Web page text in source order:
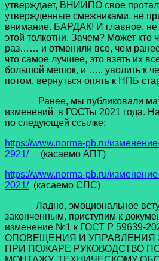
утверждает, ВНИИПО свое
утвержденные смежниками, не
внимание. БАРДАК! И главное, не
этой толкотни. Зачем? Может кто
раз…… и отменили все, чем
что самое лучшее, это взять их
большой мешок, и ….. уволить к
потом, вернуться опять к НПБ
Ранее, мы публиковали
изменений в ГОСТы 2021 года.
по следующей ссылке:
https://www.norma-pb.ru/
2921/
(касаемо АПТ)
https://www.norma-pb.ru/
2021/(касаемо СПС)
Ладно, эмоциональное
законченным, приступим к
изменение №1 к ГОСТ Р 59639-
ОПОВЕЩЕНИЯ И УПРАВЛЕНИЯ
ПРИ ПОЖАРЕ РУКОВОДСТВО